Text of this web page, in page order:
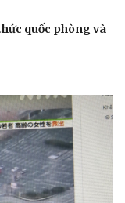
quốc phòng và